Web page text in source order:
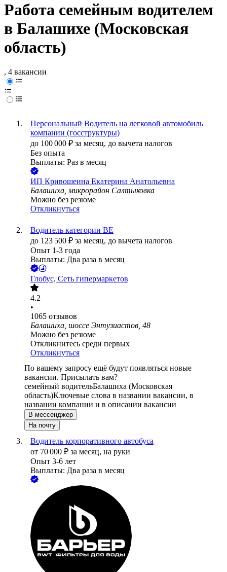
Работа семейным водителем
в Балашихе (Московская
область)
, 4 вакансии
Персональный Водитель на легковой автомобиль
компании (госструктуры)
до 100 000 ₽ за месяц, до вычета налогов
Без опыта
Выплаты: Раз в месяц
ИП Кривошеина Екатерина Анатольевна
Балашиха, микрорайон Салтыковка
Можно без резюме
Откликнуться
Водитель категории ВЕ
до 123 500 ₽ за месяц, до вычета налогов
Опыт 1-3 года
Выплаты: Два раза в месяц
Глобус, Сеть гипермаркетов
4.2
•
1065 отзывов
Балашиха, шоссе Энтузиастов, 48
Можно без резюме
Откликнитесь среди первых
Откликнуться
По вашему запросу ещё будут появляться новые
вакансии. Присылать вам?
семейный водительБалашиха (Московская
область)Ключевые слова в названии вакансии, в
названии компании и в описании вакансии
В мессенджер
На почту
Водитель корпоративного автобуса
от 70 000 ₽ за месяц, на руки
Опыт 3-6 лет
Выплаты: Два раза в месяц